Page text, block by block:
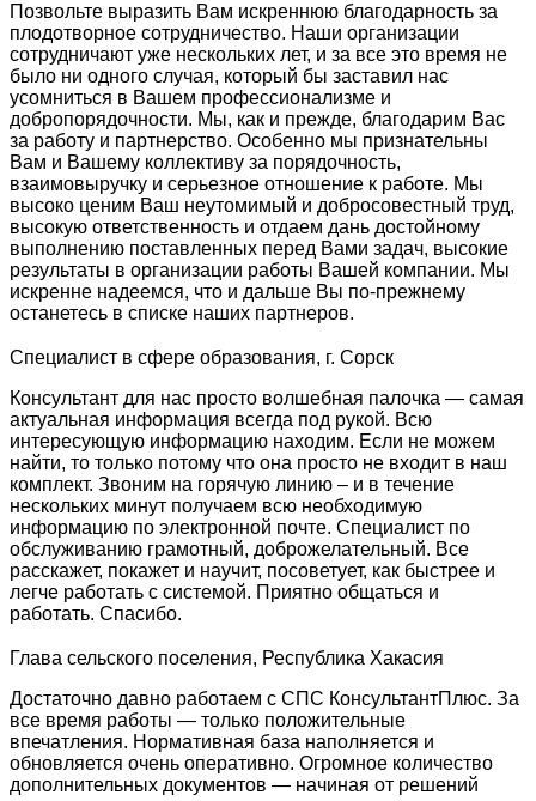
Позвольте выразить Вам искреннюю благодарность за
плодотворное сотрудничество. Наши организации
сотрудничают уже нескольких лет, и за все это время не
было ни одного случая, который бы заставил нас
усомниться в Вашем профессионализме и
добропорядочности. Мы, как и прежде, благодарим Вас
за работу и партнерство. Особенно мы признательны
Вам и Вашему коллективу за порядочность,
взаимовыручку и серьезное отношение к работе. Мы
высоко ценим Ваш неутомимый и добросовестный труд,
высокую ответственность и отдаем дань достойному
выполнению поставленных перед Вами задач, высокие
результаты в организации работы Вашей компании. Мы
искренне надеемся, что и дальше Вы по-прежнему
останетесь в списке наших партнеров.
Специалист в сфере образования, г. Сорск
Консультант для нас просто волшебная палочка — самая
актуальная информация всегда под рукой. Всю
интересующую информацию находим. Если не можем
найти, то только потому что она просто не входит в наш
комплект. Звоним на горячую линию – и в течение
нескольких минут получаем всю необходимую
информацию по электронной почте. Специалист по
обслуживанию грамотный, доброжелательный. Все
расскажет, покажет и научит, посоветует, как быстрее и
легче работать с системой. Приятно общаться и
работать. Спасибо.
Глава сельского поселения, Республика Хакасия
Достаточно давно работаем с СПС КонсультантПлюс. За
все время работы — только положительные
впечатления. Нормативная база наполняется и
обновляется очень оперативно. Огромное количество
дополнительных документов — начиная от решений